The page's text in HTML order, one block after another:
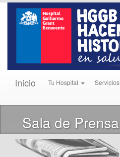
Inicio Tu Hospital Servicios
Sala de Prensa